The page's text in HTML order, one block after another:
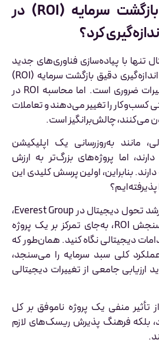
چگونه می‌توان بازگشت سرمایه (ROI) در
کرد؟
تنها با پیاده‌سازی فناوری‌های جدید
سنجیده نمی‌شود؛ بلکه اندازه‌گیری دقیق بازگشت سرمایه (ROI)
برای اثبات ارزش این تغییرات ضروری است. اما محاسبه ROI در
کسب‌وکار را تغییر می‌دهند و تعاملات
می‌کنند، چالش‌برانگیز است.
مانند به‌روزرسانی یک اپلیکیشن
اما پروژه‌های بزرگ‌تر به ارزش
بنابراین، اولین پرسش کلیدی این
سیسیلیا ادواردز، مشاور ارشد تحول دیجیتال در Everest Group،
توصیه می‌کند که برای سنجش ROI، به‌جای تمرکز بر یک پروژه
دیجیتالی نگاه کنید. همان‌طور که
کلی سبد سرمایه را می‌سنجد،
ارزیابی جامعی از تغییرات دیجیتالی
تأثیر منفی یک پروژه ناموفق بر کل
بلکه فرهنگ پذیرش ریسک‌های لازم